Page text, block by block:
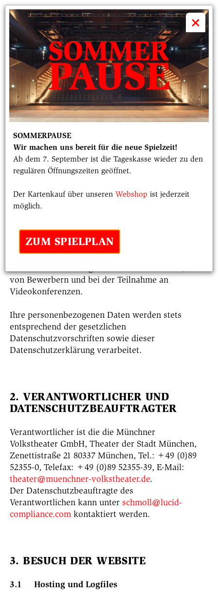
×
SOMMERPAUSE
Wir machen uns bereit für die neue Spielzeit!
Ab dem 7. September ist die Tageskasse wieder zu den
regulären Öffnungszeiten geöffnet.
Der Kartenkauf über unseren Webshop ist jederzeit
möglich.
ZUM SPIELPLAN
 volkstheater
Datenschutzinformationen
Stand: 6. November 2025
GELTUNGSBEREICH
In dieser Datenschutzerklärung wird drüber
informiert, welche personenbezogenen Daten bei
wie und zu welchen Zwecken diese
personenbezogenen Daten verarbeitet werden.
Diese Datenschutzerklärung informiert über die
Datenverarbeitung beim Besuch der Website,
aber auch in anderen Zusammenhängen, z.B.
von Bewerbern und bei der Teilnahme an
Videokonferenzen.
Ihre personenbezogenen Daten werden stets
entsprechend der gesetzlichen
Datenschutzvorschriften sowie dieser
Datenschutzerklärung verarbeitet.
2. VERANTWORTLICHER UND
DATENSCHUTZBEAUFTRAGTER
Verantwortlicher ist die die Münchner
Volkstheater GmbH, Theater der Stadt München,
Zenettistraße 21 80337 München, Tel.: +49 (0)89
52355-0, Telefax: +49 (0)89 52355-39, E-Mail:
theater@muenchner-volkstheater.de.
Der Datenschutzbeauftragte des
Verantwortlichen kann unter schmoll@lucid-
compliance.com kontaktiert werden.
3. BESUCH DER WEBSITE
3.1 Hosting und Logfiles